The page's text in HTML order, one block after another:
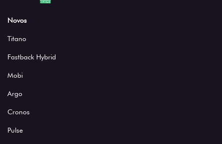
Novos
Titano
Fastback Hybrid
Mobi
Argo
Cronos
Pulse